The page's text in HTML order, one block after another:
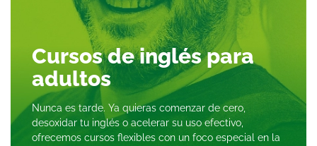
Cursos de inglés para
adultos
Nunca es tarde. Ya quieras comenzar de cero,
desoxidar tu inglés o acelerar su uso efectivo,
ofrecemos cursos flexibles con un foco especial en la